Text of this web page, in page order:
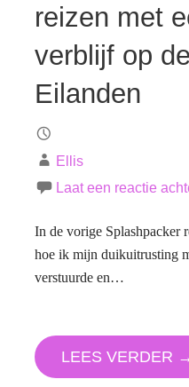
reizen met
verblijf op
Eilanden
Ellis
Laat een reactie
In de vorige Splashpacker
hoe ik mijn duikuitrusting
verstuurde en…
LEES VERDER